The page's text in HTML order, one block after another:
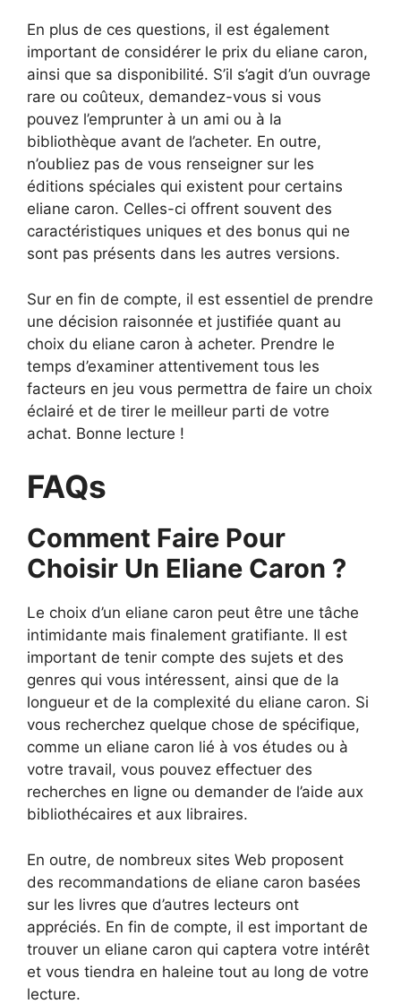
En plus de ces questions, il est également
important de considérer le prix du eliane caron,
ainsi que sa disponibilité. S’il s’agit d’un ouvrage
rare ou coûteux, demandez-vous si vous
pouvez l’emprunter à un ami ou à la
bibliothèque avant de l’acheter. En outre,
n’oubliez pas de vous renseigner sur les
éditions spéciales qui existent pour certains
eliane caron. Celles-ci offrent souvent des
caractéristiques uniques et des bonus qui ne
sont pas présents dans les autres versions.
Sur en fin de compte, il est essentiel de prendre
une décision raisonnée et justifiée quant au
choix du eliane caron à acheter. Prendre le
temps d’examiner attentivement tous les
facteurs en jeu vous permettra de faire un choix
éclairé et de tirer le meilleur parti de votre
achat. Bonne lecture !
FAQs
Comment Faire Pour
Choisir Un Eliane Caron ?
Le choix d’un eliane caron peut être une tâche
intimidante mais finalement gratifiante. Il est
important de tenir compte des sujets et des
genres qui vous intéressent, ainsi que de la
longueur et de la complexité du eliane caron. Si
vous recherchez quelque chose de spécifique,
comme un eliane caron lié à vos études ou à
votre travail, vous pouvez effectuer des
recherches en ligne ou demander de l’aide aux
bibliothécaires et aux libraires.
En outre, de nombreux sites Web proposent
des recommandations de eliane caron basées
sur les livres que d’autres lecteurs ont
appréciés. En fin de compte, il est important de
trouver un eliane caron qui captera votre intérêt
et vous tiendra en haleine tout au long de votre
lecture.